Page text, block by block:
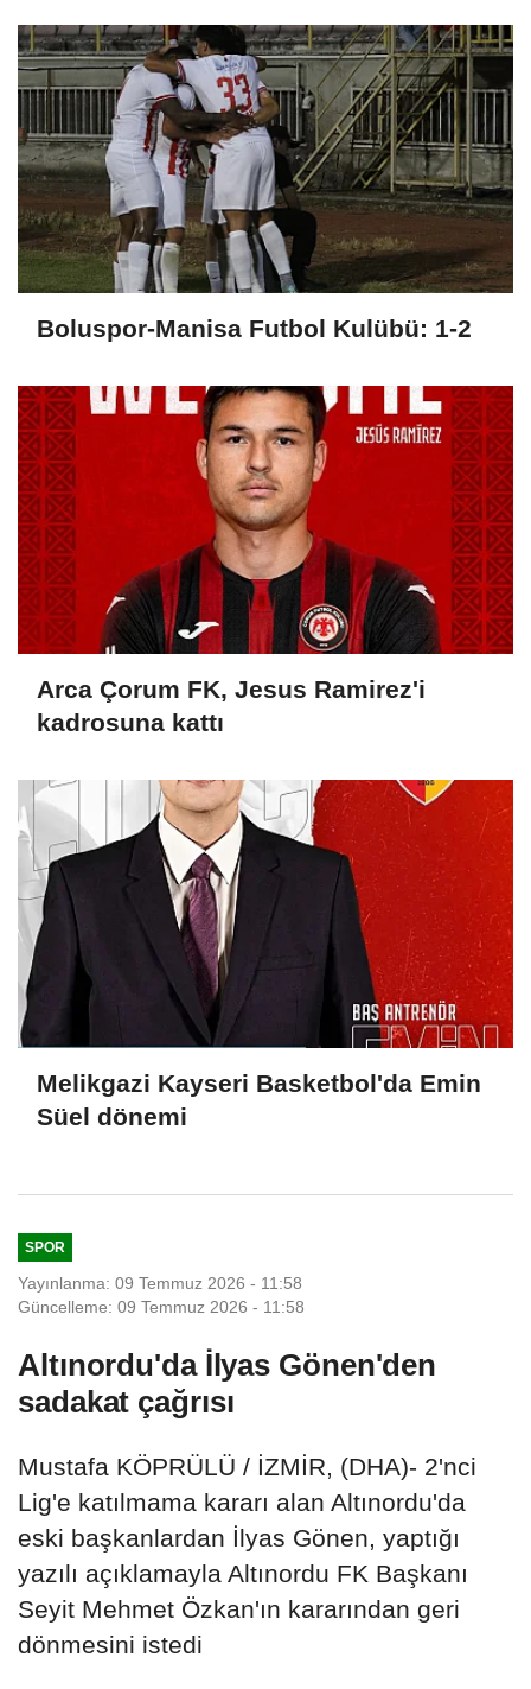
Boluspor-Manisa Futbol Kulübü: 1-2
Arca Çorum FK, Jesus Ramirez'i
kadrosuna kattı
Melikgazi Kayseri Basketbol'da Emin
Süel dönemi
SPOR
Yayınlanma: 09 Temmuz 2026 - 11:58
Güncelleme: 09 Temmuz 2026 - 11:58
Altınordu'da İlyas Gönen'den
sadakat çağrısı
Mustafa KÖPRÜLÜ / İZMİR, (DHA)- 2'nci
Lig'e katılmama kararı alan Altınordu'da
eski başkanlardan İlyas Gönen, yaptığı
yazılı açıklamayla Altınordu FK Başkanı
Seyit Mehmet Özkan'ın kararından geri
dönmesini istedi